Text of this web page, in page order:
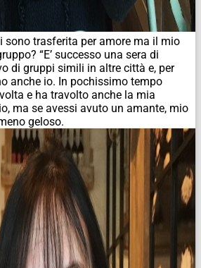
sono trasferita per amore ma il mio
“E’ successo una sera di
di gruppi simili in altre città e, per
anche io. In pochissimo tempo
e ha travolto anche la mia
ma se avessi avuto un amante, mio
geloso.